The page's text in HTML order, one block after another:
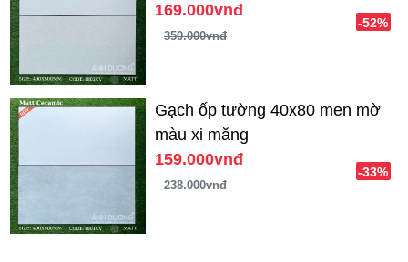
169.000vnđ
350.000vnđ
-52%
Gạch ốp tường 40x80 men mờ
màu xi măng
159.000vnđ
238.000vnđ
-33%